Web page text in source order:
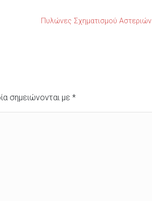
Πυλώνες Σχηματισμού Αστεριών
σημειώνονται με *